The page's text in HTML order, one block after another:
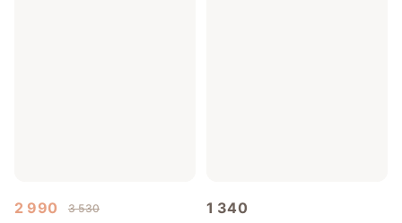
2 990 3 530 1 340